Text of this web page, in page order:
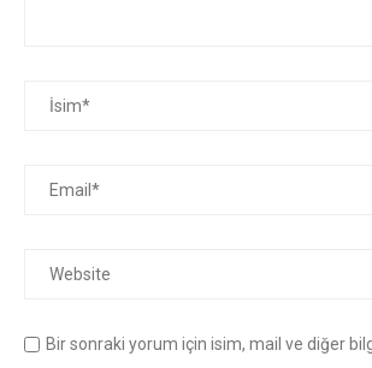
Bir sonraki yorum için isim, mail ve diğer